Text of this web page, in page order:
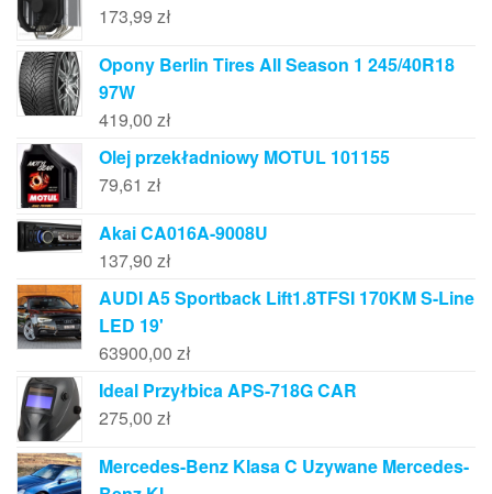
173,99 zł
Opony Berlin Tires All Season 1 245/40R18
97W
419,00 zł
Olej przekładniowy MOTUL 101155
79,61 zł
Akai CA016A-9008U
137,90 zł
AUDI A5 Sportback Lift1.8TFSI 170KM S-Line
LED 19'
63900,00 zł
Ideal Przyłbica APS-718G CAR
275,00 zł
Mercedes-Benz Klasa C Uzywane Mercedes-